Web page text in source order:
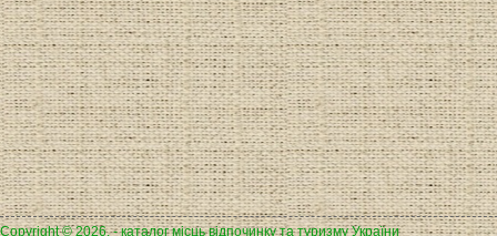
Copyright © 2026, - каталог місць відпочинку та туризму України